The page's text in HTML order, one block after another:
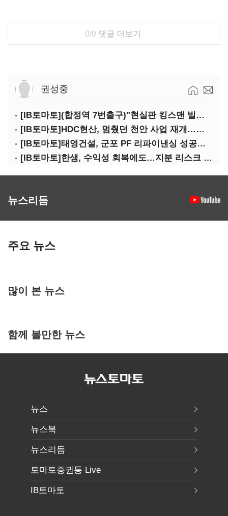
0/0 댓글 더보기
권성중
[IB토마토](합정역 7번출구)"현실판 킹스맨 빌런?"…일론 머스크의 양면성
[IB토마토]HDC현산, 멈췄던 천안 사업 재개…우발채무 부담 줄인다
[IB토마토]태영건설, 군포 PF 리파이낸싱 성공…후속사업 '청신호'
[IB토마토]한샘, 수익성 회복에도…지분 리스크 덮친다
뉴스리듬
주요 뉴스
많이 본 뉴스
함께 볼만한 뉴스
뉴스
뉴스북
뉴스리듬
토마토증권통 Live
IB토마토